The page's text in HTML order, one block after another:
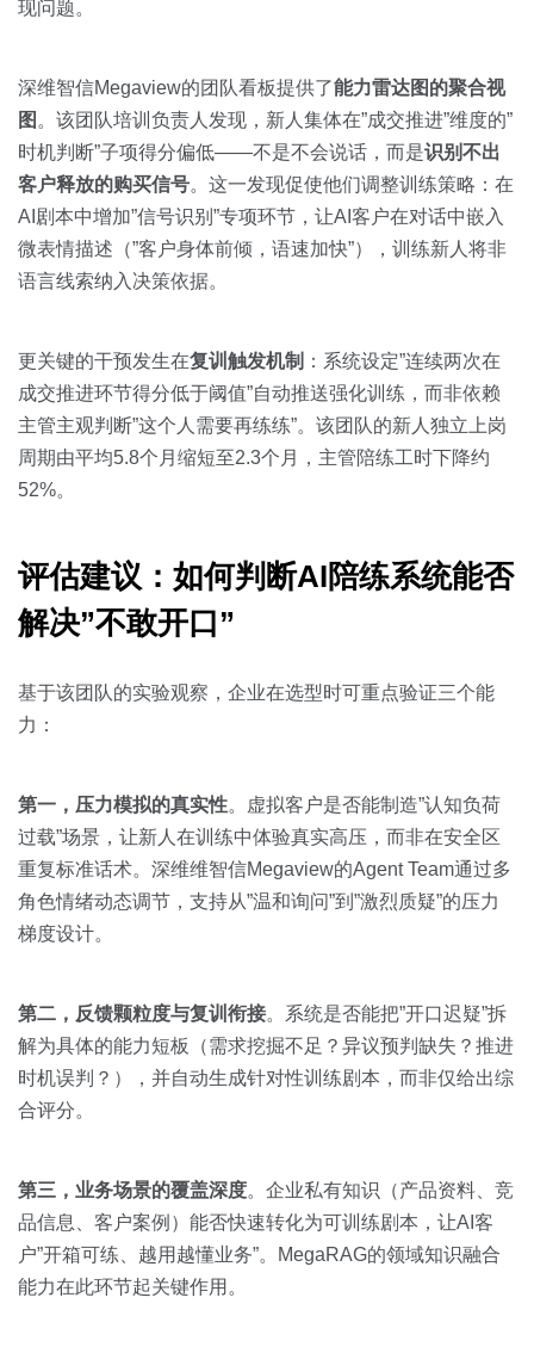
现问题。
深维智信Megaview的团队看板提供了能力雷达图的聚合视
图 。该团队培训负责人发现，新人集体在”成交推进”维度的”
时机判断”子项得分偏低——不是不会说话，而是识别不出
客户释放的购买信号。这一发现促使他们调整训练策略：在
AI剧本中增加”信号识别”专项环节，让AI客户在对话中嵌入
微表情描述（”客户身体前倾，语速加快”），训练新人将非
语言线索纳入决策依据。
更关键的干预发生在复训触发机制 ：系统设定”连续两次在
成交推进环节得分低于阈值”自动推送强化训练，而非依赖
主管主观判断”这个人需要再练练”。该团队的新人独立上岗
周期由平均5.8个月缩短至2.3个月，主管陪练工时下降约
52%。
评估建议：如何判断AI陪练系统能否
解决”不敢开口”
基于该团队的实验观察，企业在选型时可重点验证三个能
力：
第一，压力模拟的真实性。虚拟客户是否能制造”认知负荷
过载”场景，让新人在训练中体验真实高压，而非在安全区
重复标准话术。深维维智信Megaview的Agent Team通过多
角色情绪动态调节，支持从”温和询问”到”激烈质疑”的压力
梯度设计。
第二，反馈颗粒度与复训衔接。系统是否能把”开口迟疑”拆
解为具体的能力短板（需求挖掘不足？异议预判缺失？推进
时机误判？），并自动生成针对性训练剧本，而非仅给出综
合评分。
第三，业务场景的覆盖深度。企业私有知识（产品资料、竞
品信息、客户案例）能否快速转化为可训练剧本，让AI客
户”开箱可练、越用越懂业务”。MegaRAG的领域知识融合
能力在此环节起关键作用。